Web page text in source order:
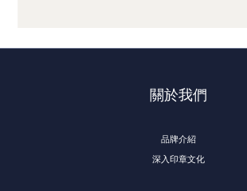
關於我們
品牌介紹
深入印章文化